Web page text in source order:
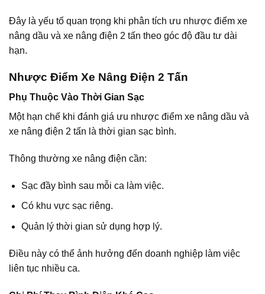
Đây là yếu tố quan trọng khi phân tích ưu nhược điểm xe
nâng dầu và xe nâng điện 2 tấn theo góc độ đầu tư dài
hạn.
Nhược Điểm Xe Nâng Điện 2 Tấn
Phụ Thuộc Vào Thời Gian Sạc
Một hạn chế khi đánh giá ưu nhược điểm xe nâng dầu và
xe nâng điện 2 tấn là thời gian sạc bình.
Thông thường xe nâng điện cần:
Sạc đầy bình sau mỗi ca làm việc.
Có khu vực sạc riêng.
Quản lý thời gian sử dụng hợp lý.
Điều này có thể ảnh hưởng đến doanh nghiệp làm việc
liên tục nhiều ca.